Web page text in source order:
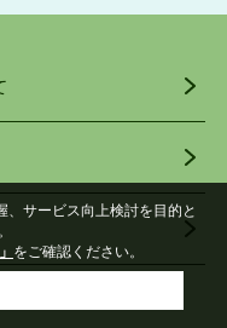
市・神戸市西区
ＨＰにて物件を
、スタッフの平
に考え、毎日新
Ｐにて随時更新
扱量を誇ってお
紹介する、従来
ずは、お客様ご
理想のお部屋を
サービス向上検討を目的と
をご確認ください。